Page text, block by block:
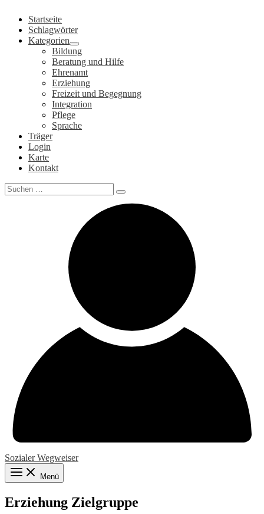
Inhalt
springen
Startseite
Schlagwörter
Kategorien
Bildung
Beratung und Hilfe
Ehrenamt
Erziehung
Freizeit und Begegnung
Integration
Pflege
Sprache
Träger
Login
Karte
Kontakt
Search
for:
Sozialer Wegweiser
Menü
Erziehung Zielgruppe